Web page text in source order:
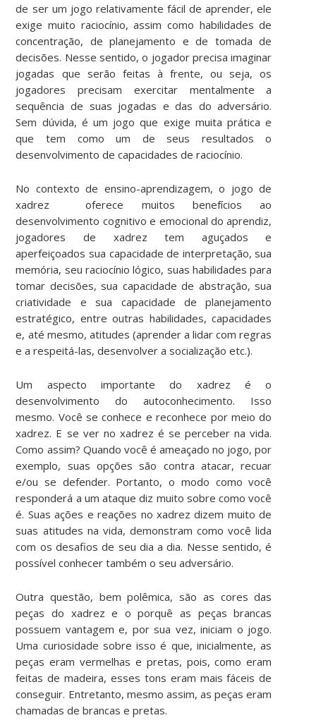
de ser um jogo relativamente fácil de aprender, ele
exige muito raciocínio, assim como habilidades de
concentração, de planejamento e de tomada de
decisões. Nesse sentido, o jogador precisa imaginar
jogadas que serão feitas à frente, ou seja, os
jogadores precisam exercitar mentalmente a
sequência de suas jogadas e das do adversário.
Sem dúvida, é um jogo que exige muita prática e
que tem como um de seus resultados o
desenvolvimento de capacidades de raciocínio.
No contexto de ensino-aprendizagem, o jogo de
xadrez oferece muitos benefícios ao
desenvolvimento cognitivo e emocional do aprendiz,
jogadores de xadrez tem aguçados e
aperfeiçoados sua capacidade de interpretação, sua
memória, seu raciocínio lógico, suas habilidades para
tomar decisões, sua capacidade de abstração, sua
criatividade e sua capacidade de planejamento
estratégico, entre outras habilidades, capacidades
e, até mesmo, atitudes (aprender a lidar com regras
e a respeitá-las, desenvolver a socialização etc.).
Um aspecto importante do xadrez é o
desenvolvimento do autoconhecimento. Isso
mesmo. Você se conhece e reconhece por meio do
xadrez. E se ver no xadrez é se perceber na vida.
Como assim? Quando você é ameaçado no jogo, por
exemplo, suas opções são contra atacar, recuar
e/ou se defender. Portanto, o modo como você
responderá a um ataque diz muito sobre como você
é. Suas ações e reações no xadrez dizem muito de
suas atitudes na vida, demonstram como você lida
com os desafios de seu dia a dia. Nesse sentido, é
possível conhecer também o seu adversário.
Outra questão, bem polêmica, são as cores das
peças do xadrez e o porquê as peças brancas
possuem vantagem e, por sua vez, iniciam o jogo.
Uma curiosidade sobre isso é que, inicialmente, as
peças eram vermelhas e pretas, pois, como eram
feitas de madeira, esses tons eram mais fáceis de
conseguir. Entretanto, mesmo assim, as peças eram
chamadas de brancas e pretas.